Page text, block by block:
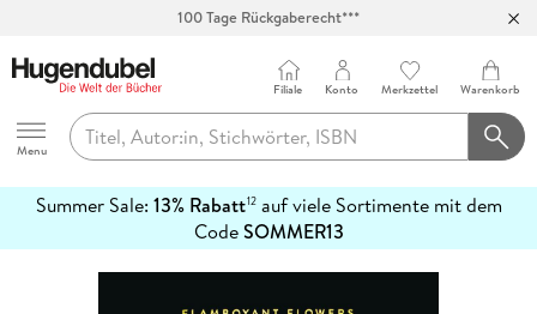
100 Tage Rückgaberecht***
Hugendubel
Menu
Filiale Konto Merkzettel Warenkorb
Summer Sale: 13% Rabatt12auf viele Sortimente mit dem
CodeSOMMER13
erfahren